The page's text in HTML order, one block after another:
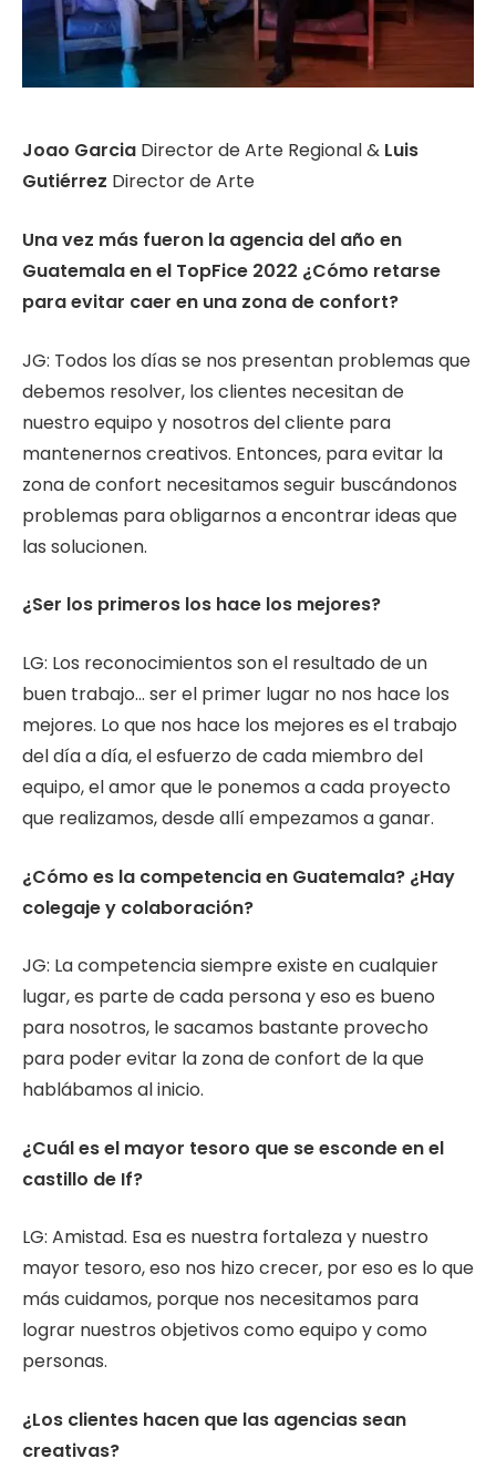
Joao Garcia Director de Arte Regional & Luis
Gutiérrez Director de Arte
Una vez más fueron la agencia del año en
Guatemala en el TopFice 2022 ¿Cómo retarse
para evitar caer en una zona de confort?
JG: Todos los días se nos presentan problemas que
debemos resolver, los clientes necesitan de
nuestro equipo y nosotros del cliente para
mantenernos creativos. Entonces, para evitar la
zona de confort necesitamos seguir buscándonos
problemas para obligarnos a encontrar ideas que
las solucionen.
¿Ser los primeros los hace los mejores?
LG: Los reconocimientos son el resultado de un
buen trabajo… ser el primer lugar no nos hace los
mejores. Lo que nos hace los mejores es el trabajo
del día a día, el esfuerzo de cada miembro del
equipo, el amor que le ponemos a cada proyecto
que realizamos, desde allí empezamos a ganar.
¿Cómo es la competencia en Guatemala? ¿Hay
colegaje y colaboración?
JG: La competencia siempre existe en cualquier
lugar, es parte de cada persona y eso es bueno
para nosotros, le sacamos bastante provecho
para poder evitar la zona de confort de la que
hablábamos al inicio.
¿Cuál es el mayor tesoro que se esconde en el
castillo de If?
LG: Amistad. Esa es nuestra fortaleza y nuestro
mayor tesoro, eso nos hizo crecer, por eso es lo que
más cuidamos, porque nos necesitamos para
lograr nuestros objetivos como equipo y como
personas.
¿Los clientes hacen que las agencias sean
creativas?